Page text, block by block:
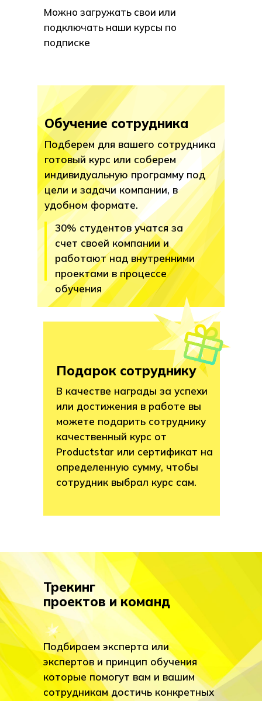
Можно загружать свои или
подключать наши курсы по
подписке
В качестве награды за успехи
или достижения в работе вы
можете подарить сотруднику
качественный курс от
Productstar или сертификат на
определенную сумму, чтобы
сотрудник выбрал курс сам.
Обучение сотрудника
Подберем для вашего сотрудника
готовый курс или соберем
индивидуальную программу под
цели и задачи компании, в
удобном формате.
30% студентов учатся за
счет своей компании и
работают над внутренними
проектами в процессе
обучения
Подарок сотруднику
Трекинг
проектов и команд
Подбираем эксперта или
экспертов и принцип обучения
которые помогут вам и вашим
сотрудникам достичь конкретных